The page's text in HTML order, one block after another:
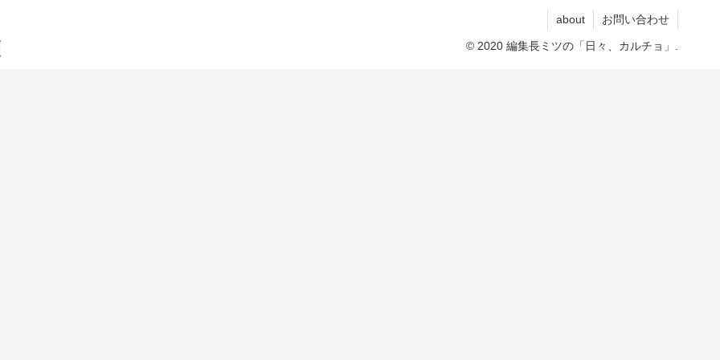
about お問い合わせ
© 2020 編集長ミツの「日々、カルチョ」.